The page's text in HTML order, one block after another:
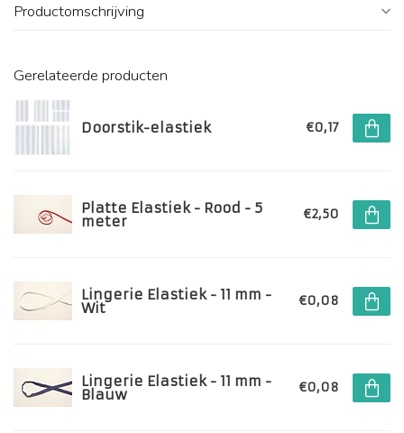
Productomschrijving
Gerelateerde producten
Doorstik-elastiek €0,17
Platte Elastiek - Rood - 5
meter €2,50
Lingerie Elastiek - 11 mm -
Wit €0,08
Lingerie Elastiek - 11 mm -
Blauw €0,08